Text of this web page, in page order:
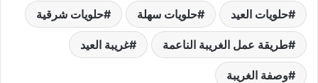
حلويات العيد حلويات سهلة حلويات شرقية
طريقة عمل الغريبة الناعمة غريبة العيد
وصفة الغريبة